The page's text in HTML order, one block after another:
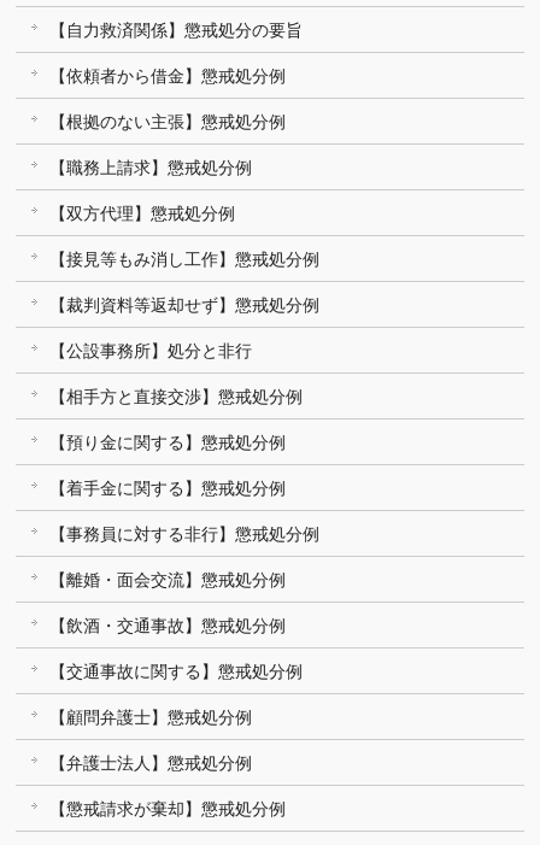
【自力救済関係】懲戒処分の要旨
【依頼者から借金】懲戒処分例
【根拠のない主張】懲戒処分例
【職務上請求】懲戒処分例
【双方代理】懲戒処分例
【接見等もみ消し工作】懲戒処分例
【裁判資料等返却せず】懲戒処分例
【公設事務所】処分と非行
【相手方と直接交渉】懲戒処分例
【預り金に関する】懲戒処分例
【着手金に関する】懲戒処分例
【事務員に対する非行】懲戒処分例
【離婚・面会交流】懲戒処分例
【飲酒・交通事故】懲戒処分例
【交通事故に関する】懲戒処分例
【顧問弁護士】懲戒処分例
【弁護士法人】懲戒処分例
【懲戒請求が棄却】懲戒処分例